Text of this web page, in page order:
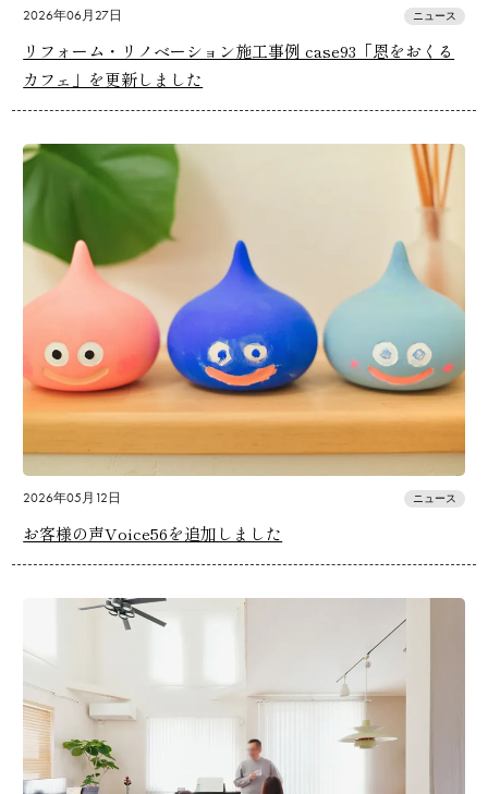
2026年06月27日 ニュース
リフォーム・リノベーション施工事例 case93「恩をおくる
カフェ」を更新しました
2026年05月12日 ニュース
お客様の声Voice56を追加しました